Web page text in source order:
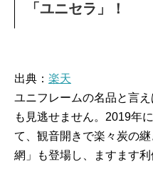
「ユニセラ」！
出典： 楽天
ユニフレームの名品と言
も見逃せません。2019年
て、観音開きで楽々炭の
網」も登場し、ますます